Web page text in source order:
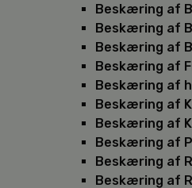
Beskæring af
Beskæring af
Beskæring af
Beskæring af
Beskæring af
Beskæring af
Beskæring af
Beskæring af
Beskæring af
Beskæring af